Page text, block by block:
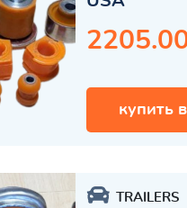
купить
TRAILERS